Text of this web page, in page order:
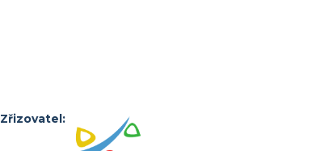
Zřizovatel: